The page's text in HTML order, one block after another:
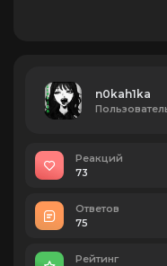
n0kah1ka
Реакций
73
Ответов
75
Рейтинг